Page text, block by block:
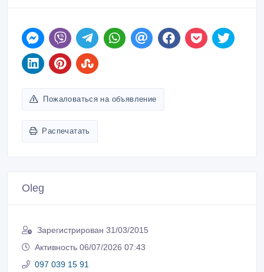
Пожаловаться на объявление
Распечатать
Oleg
Зарегистрирован 31/03/2015
Активность 06/07/2026 07:43
097 039 15 91